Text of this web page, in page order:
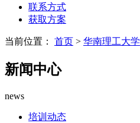
联系方式
获取方案
当前位置： 首页 > 华南理工大学
新闻中心
news
培训动态